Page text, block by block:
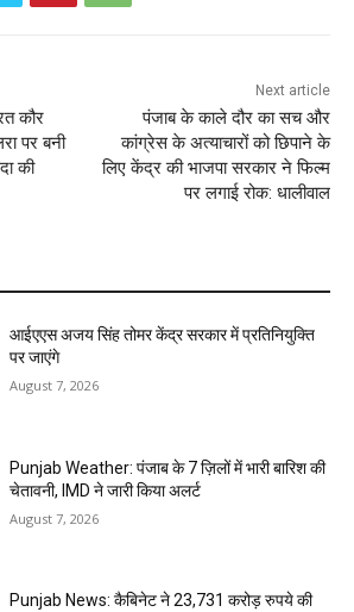
कौर
पर बनी
की
Next article
पंजाब के काले दौर का सच और
कांग्रेस के अत्याचारों को छिपाने के
लिए केंद्र की भाजपा सरकार ने फिल्म
पर लगाई रोक: धालीवाल
आईएएस अजय सिंह तोमर केंद्र सरकार में प्रतिनियुक्ति
पर जाएंगे
August 7, 2026
Punjab Weather: पंजाब के 7 ज़िलों में भारी बारिश की
चेतावनी, IMD ने जारी किया अलर्ट
August 7, 2026
Punjab News: कैबिनेट ने 23,731 करोड़ रुपये की